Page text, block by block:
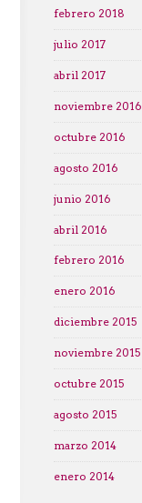
febrero 2018
julio 2017
abril 2017
noviembre 2016
octubre 2016
agosto 2016
junio 2016
abril 2016
febrero 2016
enero 2016
diciembre 2015
noviembre 2015
octubre 2015
agosto 2015
marzo 2014
enero 2014